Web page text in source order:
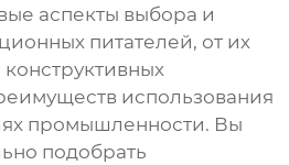
аспекты выбора и
питателей, от их
использования
промышленности. Вы
подобрать